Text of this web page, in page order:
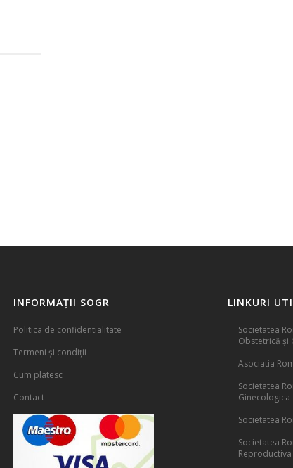
INFORMAȚII SOGR
Politica de confidentialitate
Termeni și condiții
Cum platesc
Contact
LINKURI
Societatea
Obstetrică și
Asociatia
Societatea
Ginecologica
Societatea
Societatea
Reproductiva